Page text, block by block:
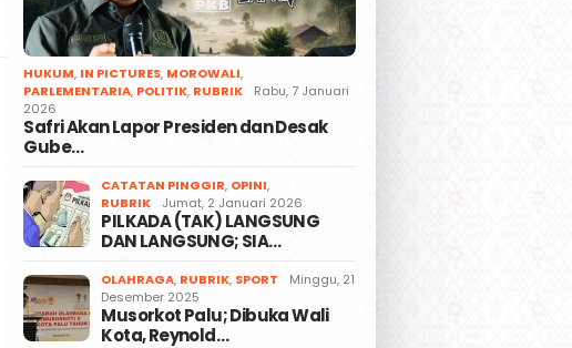
HUKUM, IN PICTURES, MOROWALI,
PARLEMENTARIA, POLITIK, RUBRIK
Rabu, 7 Januari
2026
Safri Akan Lapor Presiden dan Desak
Gube…
CATATAN PINGGIR, OPINI,
RUBRIK
Jumat, 2 Januari 2026
PILKADA (TAK) LANGSUNG
DAN LANGSUNG; SIA…
OLAHRAGA, RUBRIK, SPORT
Minggu, 21
Desember 2025
Musorkot Palu; Dibuka Wali
Kota, Reynold…